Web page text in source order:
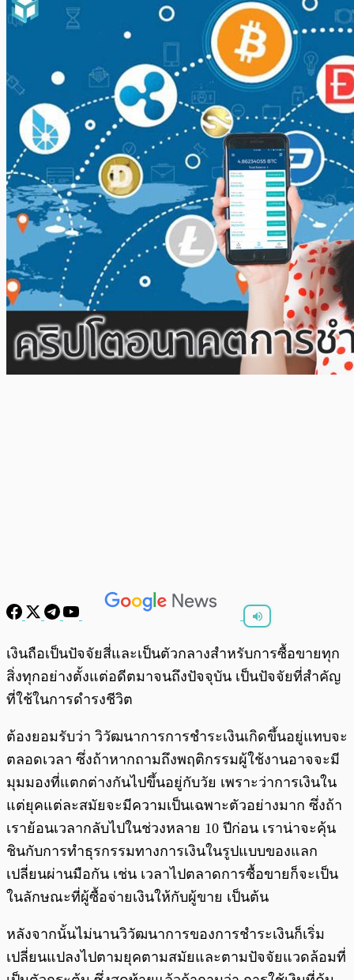
พร้อมเล่น 0:00/
เงินถือเป็นปัจจัยสี่และเป็นตัวกลางสำหรับการซื้อขายทุก
สิ่งทุกอย่างตั้งแต่อดีตมาจนถึงปัจจุบัน เป็นปัจจัยที่สำคัญ
ที่ใช้ในการดำรงชีวิต
ต้องยอมรับว่า วิวัฒนาการการชำระเงินเกิดขึ้นอยู่แทบจะ
ตลอดเวลา ซึ่งถ้าหากถามถึงพฤติกรรมผู้ใช้งานอาจจะมี
มุมมองที่แตกต่างกันไปขึ้นอยู่กับวัย เพราะว่าการเงินใน
แต่ยุคแต่ละสมัยจะมีความเป็นเฉพาะตัวอย่างมาก ซึ่งถ้า
เราย้อนเวลากลับไปในช่วงหลาย 10 ปีก่อน เราน่าจะคุ้น
ชินกับการทำธุรกรรมทางการเงินในรูปแบบของแลก
เปลี่ยนผ่านมือกัน เช่น เวลาไปตลาดการซื้อขายก็จะเป็น
ในลักษณะที่ผู้ซื้อจ่ายเงินให้กับผู้ขาย เป็นต้น
หลังจากนั้นไม่นานวิวัฒนาการของการชำระเงินก็เริ่ม
เปลี่ยนแปลงไปตามยุคตามสมัยและตามปัจจัยแวดล้อมที่